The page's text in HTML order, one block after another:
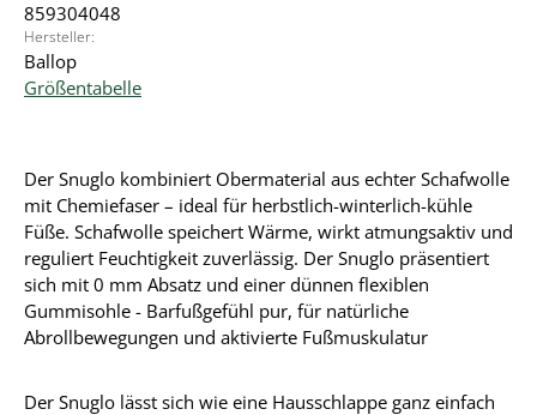
859304048
Hersteller:
Ballop
Größentabelle
Der Snuglo kombiniert Obermaterial aus echter Schafwolle
mit Chemiefaser – ideal für herbstlich-winterlich-kühle
Füße. Schafwolle speichert Wärme, wirkt atmungsaktiv und
reguliert Feuchtigkeit zuverlässig. Der Snuglo präsentiert
sich mit 0 mm Absatz und einer dünnen flexiblen
Gummisohle - Barfußgefühl pur, für natürliche
Abrollbewegungen und aktivierte Fußmuskulatur
Der Snuglo lässt sich wie eine Hausschlappe ganz einfach